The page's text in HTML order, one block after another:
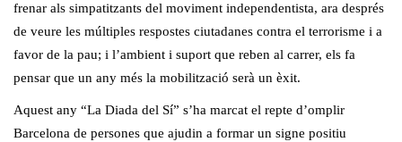
frenar als simpatitzants del moviment independentista, ara després
de veure les múltiples respostes ciutadanes contra el terrorisme i a
favor de la pau; i l’ambient i suport que reben al carrer, els fa
pensar que un any més la mobilització serà un èxit.
Aquest any “La Diada del Sí” s’ha marcat el repte d’omplir
Barcelona de persones que ajudin a formar un signe positiu